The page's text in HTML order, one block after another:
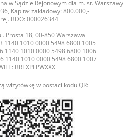
w Sądzie Rejonowym dla m. st. Warszawy
Kapitał zakładowy: 800.000,-
BDO: 000026344
Prosta 18, 00-850 Warszawa
1140 1010 0000 5498 6800 1005
1140 1010 0000 5498 6800 1006
1140 1010 0000 5498 6800 1007
BREXPLPWXXX
wizytówkę w postaci kodu QR: